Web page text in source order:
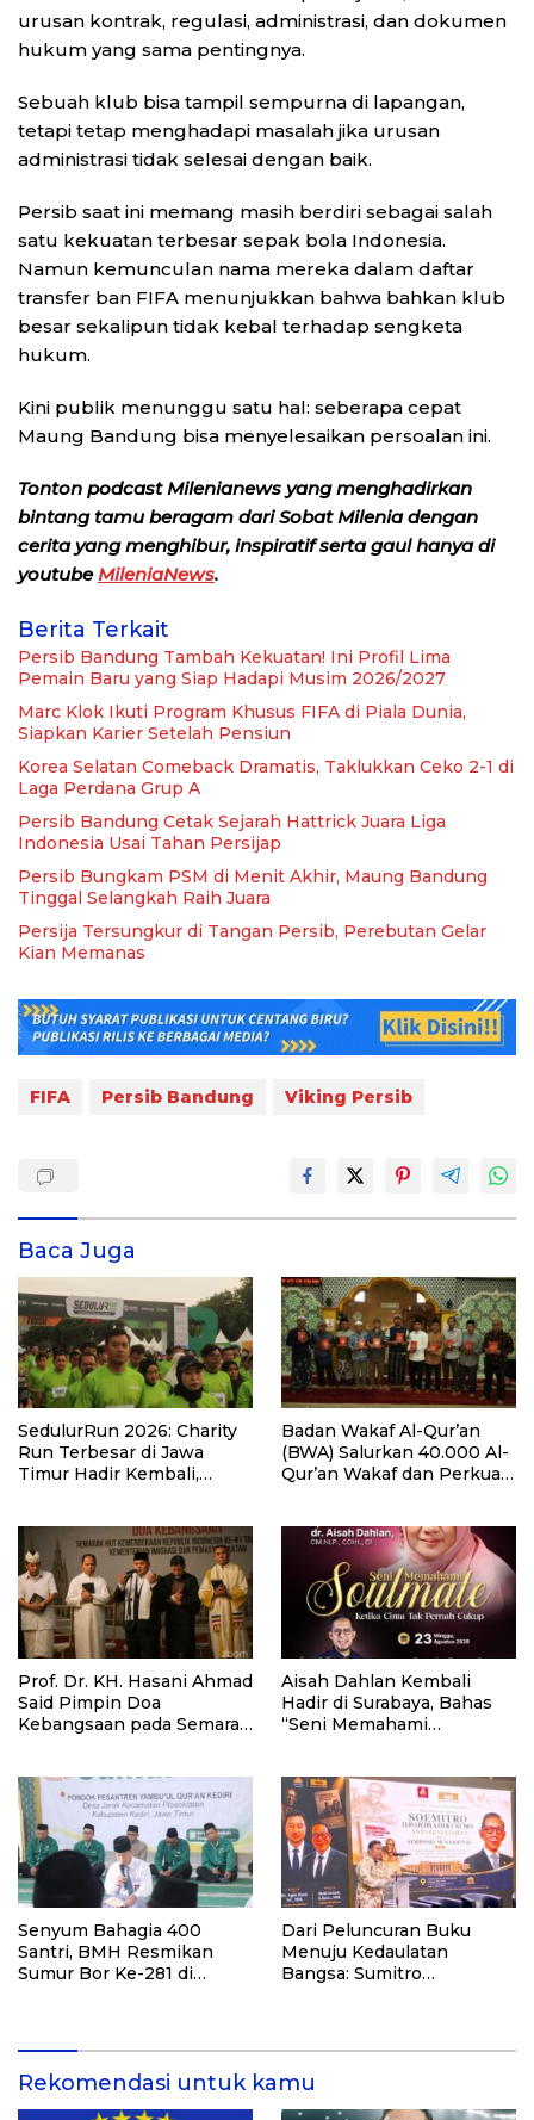
urusan kontrak, regulasi, administrasi, dan dokumen
hukum yang sama pentingnya.
Sebuah klub bisa tampil sempurna di lapangan,
tetapi tetap menghadapi masalah jika urusan
administrasi tidak selesai dengan baik.
Persib saat ini memang masih berdiri sebagai salah
satu kekuatan terbesar sepak bola Indonesia.
Namun kemunculan nama mereka dalam daftar
transfer ban FIFA menunjukkan bahwa bahkan klub
besar sekalipun tidak kebal terhadap sengketa
hukum.
Kini publik menunggu satu hal: seberapa cepat
Maung Bandung bisa menyelesaikan persoalan ini.
Tonton podcast Milenianews yang menghadirkan
bintang tamu beragam dari Sobat Milenia dengan
cerita yang menghibur, inspiratif serta gaul hanya di
youtube MileniaNews.
Berita Terkait
Persib Bandung Tambah Kekuatan! Ini Profil Lima
Pemain Baru yang Siap Hadapi Musim 2026/2027
Marc Klok Ikuti Program Khusus FIFA di Piala Dunia,
Siapkan Karier Setelah Pensiun
Korea Selatan Comeback Dramatis, Taklukkan Ceko 2-1 di
Laga Perdana Grup A
Persib Bandung Cetak Sejarah Hattrick Juara Liga
Indonesia Usai Tahan Persijap
Persib Bungkam PSM di Menit Akhir, Maung Bandung
Tinggal Selangkah Raih Juara
Persija Tersungkur di Tangan Persib, Perebutan Gelar
Kian Memanas
FIFA Persib Bandung Viking Persib
Baca Juga
SedulurRun 2026: Charity
Run Terbesar di Jawa
Timur Hadir Kembali,
Santri dan Guru Honorer
Badan Wakaf Al-Qur’an
(BWA) Salurkan 40.000 Al-
Qur’an Wakaf dan Perkuat
Prof. Dr. KH. Hasani Ahmad
Said Pimpin Doa
Kebangsaan pada Semarak
dan Pemasyarakatan RI
Aisah Dahlan Kembali
Hadir di Surabaya, Bahas
“Seni Memahami
Senyum Bahagia 400
Santri, BMH Resmikan
Sumur Bor Ke-281 di
Dari Peluncuran Buku
Menuju Kedaulatan
Bangsa: Sumitro
Indonesia Emas 2045
Rekomendasi untuk kamu